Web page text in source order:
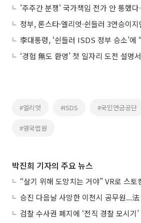
‘경험 無도 환영’ 첫 일자리 도전 설명서
#엘리엇 #ISDS #국민연금공단
#영국법원
박진희 기자의 주요 뉴스